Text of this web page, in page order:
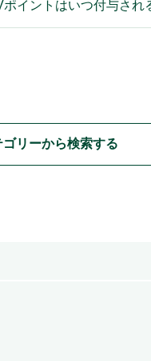
ポイントはいつ付与され
ゴリーから検索する